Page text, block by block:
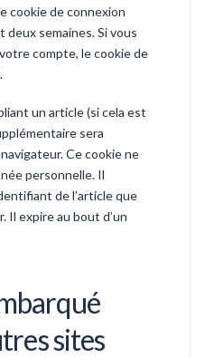
cookie de connexion
deux semaines. Si vous
compte, le cookie de
un article (si cela est
sera
Ce cookie ne
personnelle. Il
de l’article que
Il expire au bout d’un
sites